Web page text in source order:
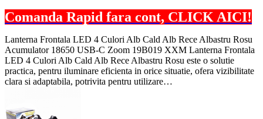
Comanda Rapid fara cont, CLICK AICI!
Lanterna Frontala LED 4 Culori Alb Cald Alb Rece Albastru Rosu
Acumulator 18650 USB-C Zoom 19B019 XXM Lanterna Frontala
LED 4 Culori Alb Cald Alb Rece Albastru Rosu este o solutie
practica, pentru iluminare eficienta in orice situatie, ofera vizibilitate
clara si adaptabila, potrivita pentru utilizare…